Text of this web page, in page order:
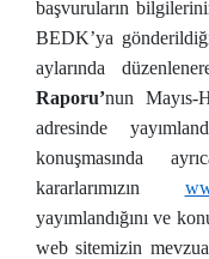
başvuruların
BEDK’ya
aylarında
Raporu’nun Mayıs-
adresinde
konuşmasında
kararlarımızın
yayımlandığını ve
web sitemizin